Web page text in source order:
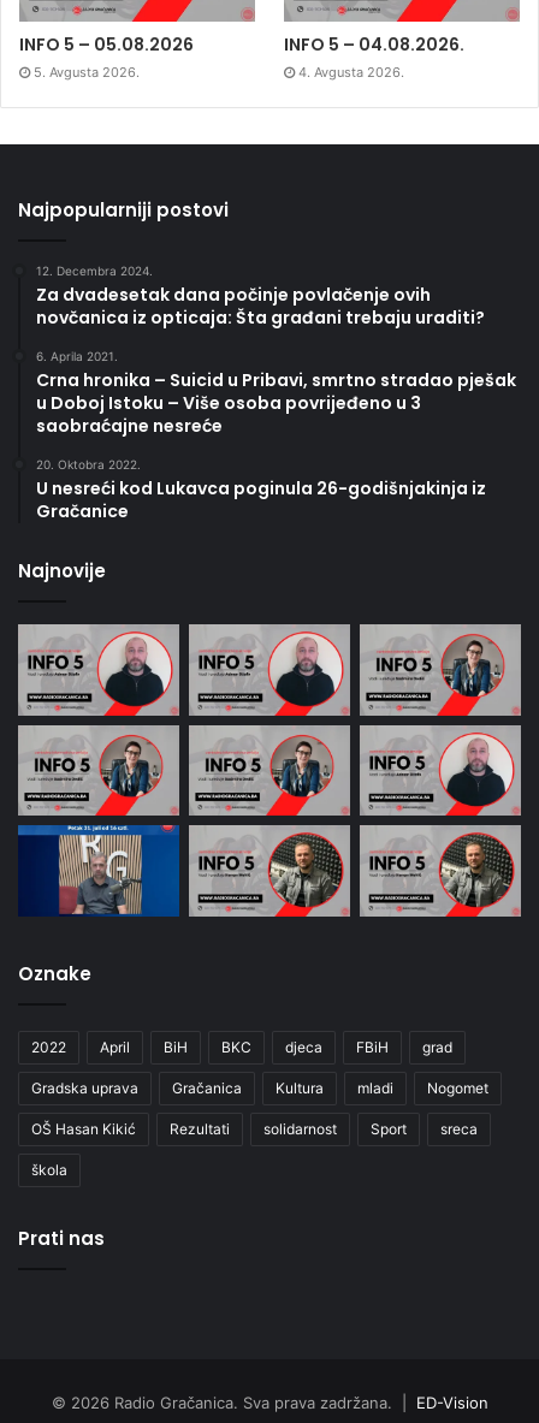
INFO 5 – 05.08.2026
5. Avgusta 2026.
INFO 5 – 04.08.2026.
4. Avgusta 2026.
Najpopularniji postovi
12. Decembra 2024.
Za dvadesetak dana počinje povlačenje ovih
novčanica iz opticaja: Šta građani trebaju uraditi?
6. Aprila 2021.
Crna hronika – Suicid u Pribavi, smrtno stradao pješak
u Doboj Istoku – Više osoba povrijeđeno u 3
saobraćajne nesreće
20. Oktobra 2022.
U nesreći kod Lukavca poginula 26-godišnjakinja iz
Gračanice
Najnovije
Oznake
2022 April BiH BKC djeca FBiH grad
Gradska uprava Gračanica Kultura mladi Nogomet
OŠ Hasan Kikić Rezultati solidarnost Sport sreca
škola
Prati nas
© 2026 Radio Gračanica. Sva prava zadržana. | ED-Vision